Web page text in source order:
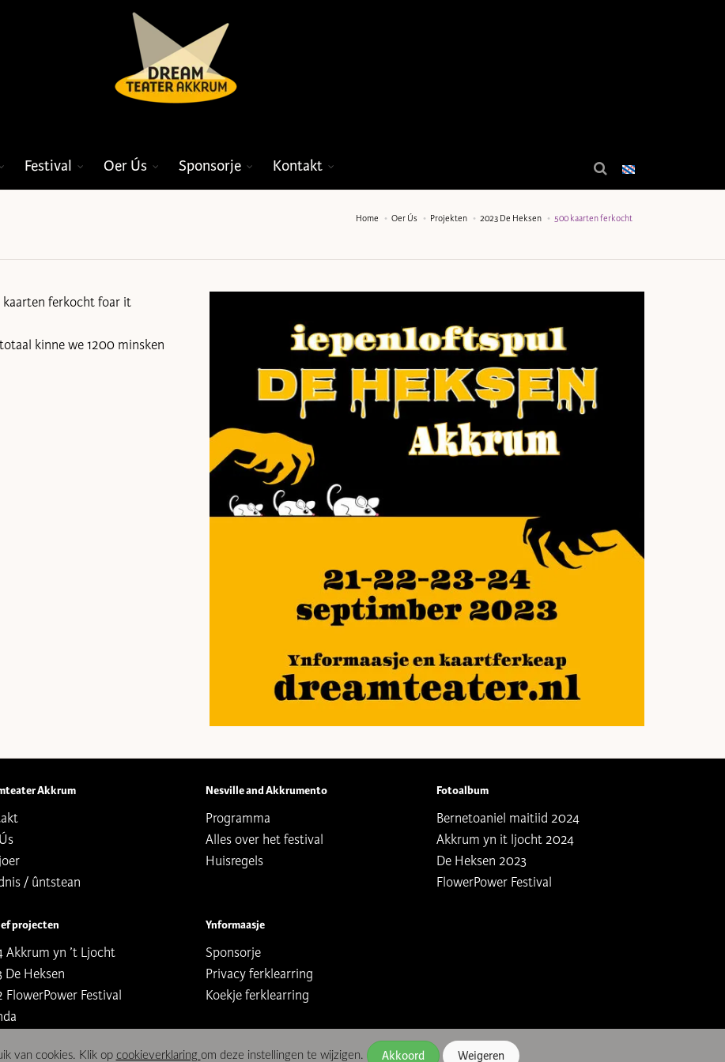
van cookies. Klik op cookieverklaring om deze instellingen te wijzigen.
Festival Oer Ús Sponsorje Kontakt
Home Oer Ús Projekten 2023 De Heksen 500 kaarten ferkocht
kaarten ferkocht foar it
kinne we 1200 minsken
Akkrum
/ ûntstean
Nesville and Akkrumento
Programma
Alles over het festival
Huisregels
Fotoalbum
Bernetoaniel maitiid 2024
Akkrum yn it ljocht 2024
De Heksen 2023
FlowerPower Festival
projecten
Akkrum yn ’t Ljocht
De Heksen
FlowerPower Festival
Ynformaasje
Sponsorje
Privacy ferklearring
Koekje ferklearring